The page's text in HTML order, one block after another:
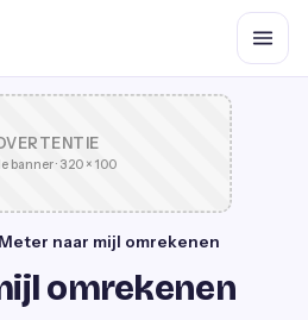
banner · 320 × 100
Meter naar mijl omrekenen
omrekenen